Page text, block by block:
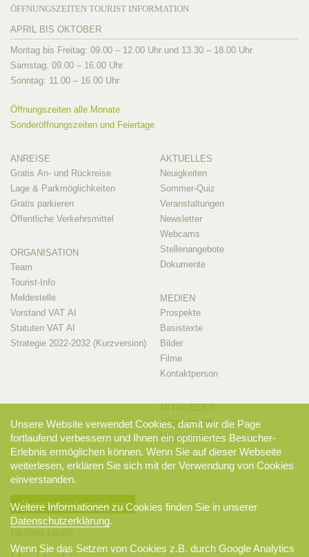
ÖFFNUNGSZEITEN TOURIST INFORMATION
APRIL BIS OKTOBER
Montag bis Freitag: 09.00 – 12.00 Uhr und 13.30 – 18.00 Uhr
Samstag: 09.00 – 16.00 Uhr
Sonntag: 11.00 – 16.00 Uhr
Öffnungszeiten alle Monate
Sonderöffnungszeiten und Feiertage
ANREISE
Gratis An- und Rückreise
Lage & Parkmöglichkeiten
Gratis parkieren
Öffentliche Verkehrsmittel
ORGANISATION
Team
Tourist-Info
Meldestelle
Vorstand VAT AI
Statuten VAT AI
Strategie 2022-2032 (Kurzversion)
AKTUELLES
Neuigkeiten
Sommer-Quiz
Veranstaltungen
Newsletter
Webcams
Stellenangebote
Dokumente
MEDIEN
Prospekte
Basistexte
Bilder
Filme
Kontaktperson
Mitglieder-Info
Mitglieder-Login
Newsletter-Anmeldung
Unsere Website verwendet Cookies, damit wir die Page
fortlaufend verbessern und Ihnen ein optimiertes Besucher-
Erlebnis ermöglichen können. Wenn Sie auf dieser Webseite
weiterlesen, erklären Sie sich mit der Verwendung von Cookies
einverstanden.
Weitere Informationen zu Cookies finden Sie in unserer
Datenschutzerklärung.
Wenn Sie das Setzen von Cookies z.B. durch Google Analytics